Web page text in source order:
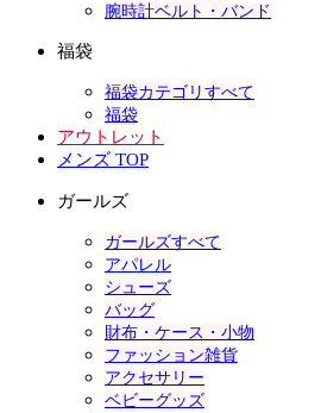
腕時計ベルト・バンド
福袋
福袋カテゴリすべて
福袋
アウトレット
メンズ TOP
ガールズ
ガールズすべて
アパレル
シューズ
バッグ
財布・ケース・小物
ファッション雑貨
アクセサリー
ベビーグッズ